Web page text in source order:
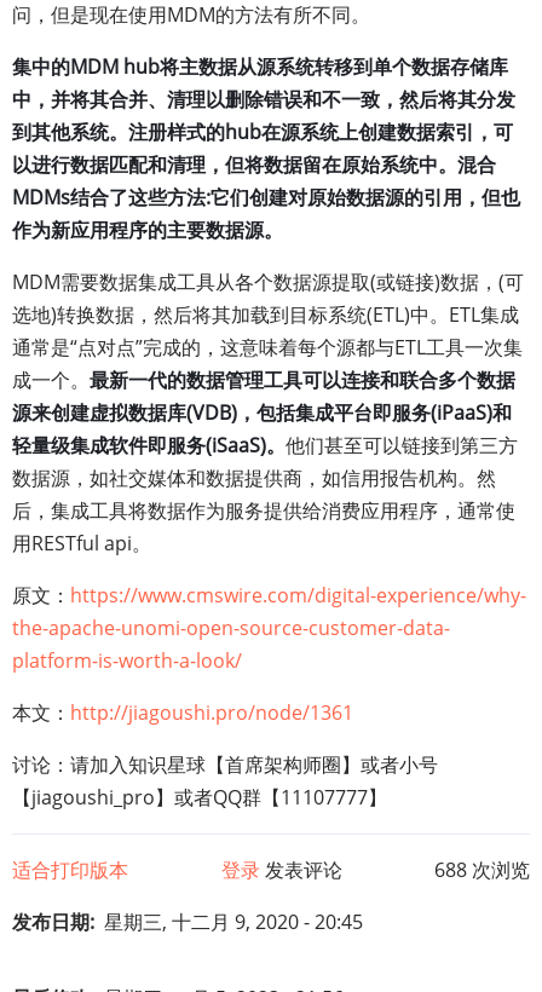
问，但是现在使用MDM的方法有所不同。
集中的MDM hub将主数据从源系统转移到单个数据存储库
中，并将其合并、清理以删除错误和不一致，然后将其分发
到其他系统。注册样式的hub在源系统上创建数据索引，可
以进行数据匹配和清理，但将数据留在原始系统中。混合
MDMs结合了这些方法:它们创建对原始数据源的引用，但也
作为新应用程序的主要数据源。
MDM需要数据集成工具从各个数据源提取(或链接)数据，(可
选地)转换数据，然后将其加载到目标系统(ETL)中。ETL集成
通常是“点对点”完成的，这意味着每个源都与ETL工具一次集
成一个。 最新一代的数据管理工具可以连接和联合多个数据
源来创建虚拟数据库(VDB)，包括集成平台即服务(iPaaS)和
轻量级集成软件即服务(iSaaS)。 他们甚至可以链接到第三方
数据源，如社交媒体和数据提供商，如信用报告机构。然
后，集成工具将数据作为服务提供给消费应用程序，通常使
用RESTful api。
原文： https://www.cmswire.com/digital-experience/why-
the-apache-unomi-open-source-customer-data-
platform-is-worth-a-look/
本文： http://jiagoushi.pro/node/1361
讨论：请加入知识星球【首席架构师圈】或者小号
【jiagoushi_pro】或者QQ群【11107777】
适合打印版本 登录发表评论
688 次浏览
发布日期 星期三, 十二月 9, 2020 - 20:45